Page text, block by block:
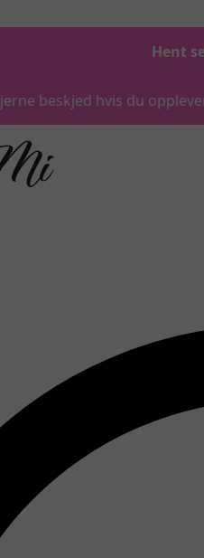
Hent
beskjed hvis du